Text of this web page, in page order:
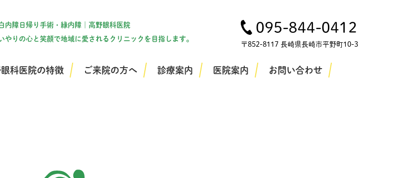
内障日帰り手術・緑内障｜高野眼科医院
やりの心と笑顔で地域に愛されるクリニックを目指します。
095-844-0412
〒852-8117 長崎県長崎市平野町10-3
科医院の特徴 ご来院の方へ 診療案内 医院案内 お問い合わせ